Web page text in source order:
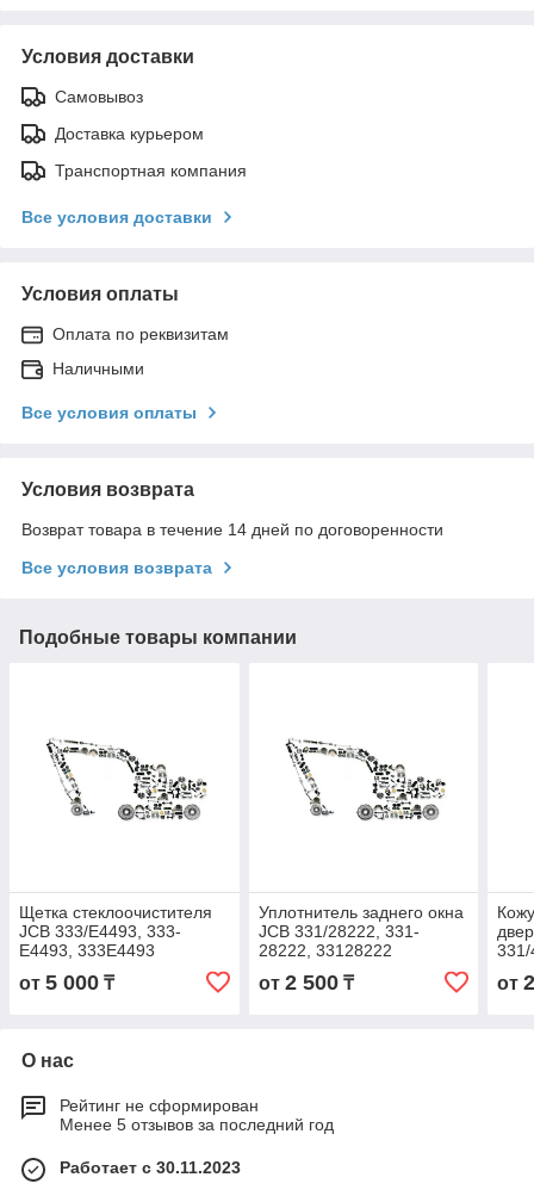
Условия доставки
Самовывоз
Доставка курьером
Транспортная компания
Все условия доставки
Условия оплаты
Оплата по реквизитам
Наличными
Все условия оплаты
Условия возврата
Возврат товара в течение 14 дней по договоренности
Все условия возврата
Подобные товары компании
Щетка стеклоочистителя
JCB 333/E4493, 333-
E4493, 333E4493
от 5 000 ₸
Уплотнитель заднего окна
JCB 331/28222, 331-
28222, 33128222
от 2 500₸ от
О нас
Рейтинг не сформирован
Менее 5 отзывов за последний год
Работает с 30.11.2023